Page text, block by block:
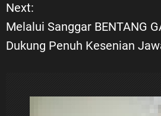
v
i
Next:
Melalui Sanggar BENTANG
Dukung Penuh Kesenian